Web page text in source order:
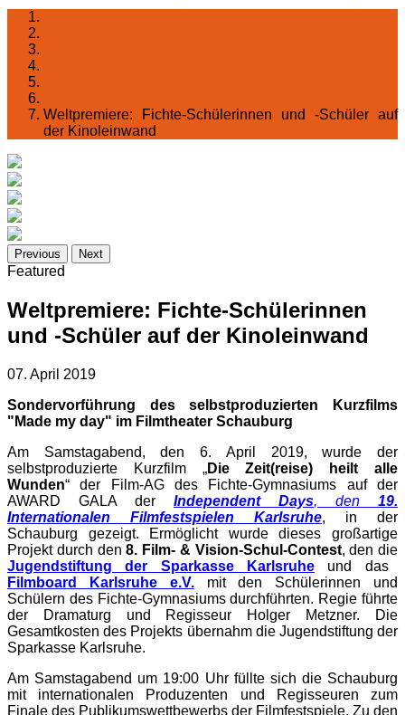
Weltpremiere: Fichte-Schülerinnen und -Schüler auf
der Kinoleinwand
Previous Next
Featured
Weltpremiere: Fichte-Schülerinnen
und -Schüler auf der Kinoleinwand
07. April 2019
Sondervorführung des selbstproduzierten Kurzfilms
"Made my day" im Filmtheater Schauburg
Am Samstagabend, den 6. April 2019, wurde der
selbstproduzierte Kurzfilm „Die Zeit(reise) heilt alle
Wunden“ der Film-AG des Fichte-Gymnasiums auf der
AWARD GALA der Independent Days, den 19.
Internationalen Filmfestspielen Karlsruhe, in der
Schauburg gezeigt. Ermöglicht wurde dieses großartige
Projekt durch den 8. Film- & Vision-Schul-Contest, den die
Jugendstiftung der Sparkasse Karlsruhe und das
Filmboard Karlsruhe e.V.mit den Schülerinnen und
Schülern des Fichte-Gymnasiums durchführten. Regie führte
der Dramaturg und Regisseur Holger Metzner. Die
Gesamtkosten des Projekts übernahm die Jugendstiftung der
Sparkasse Karlsruhe.
Am Samstagabend um 19:00 Uhr füllte sich die Schauburg
mit internationalen Produzenten und Regisseuren zum
Finale des Publikumswettbewerbs der Filmfestspiele. Zu den